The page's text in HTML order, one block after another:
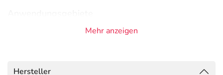
- Diabetes mellitus Typ 2 (Zuckerkrankheit), bei
Mehr anzeigen
Hersteller